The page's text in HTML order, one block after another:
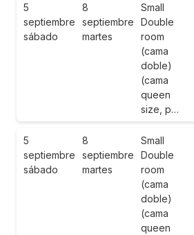
5
septiembre
sábado
8
septiembre
martes
Small
Double
room
(cama
doble)
(cama
queen
size, p…
5
septiembre
sábado
8
septiembre
martes
Small
Double
room
(cama
doble)
(cama
queen